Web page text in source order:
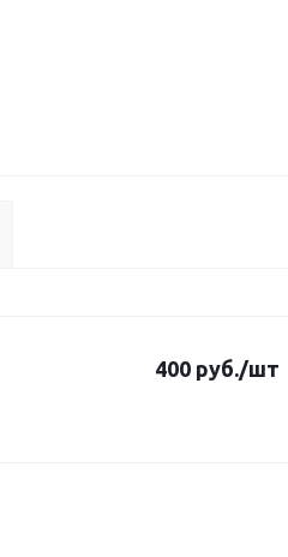
400 руб./шт